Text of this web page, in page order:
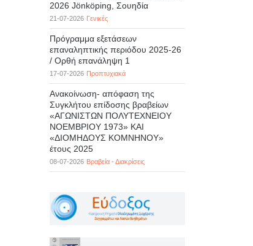
2026 Jönköping, Σουηδία
21-07-2026 Γενικές
Πρόγραμμα εξετάσεων
επαναληπτικής περιόδου 2025-26
/ Ορθή επανάληψη 1
17-07-2026 Προπτυχιακά
Ανακοίνωση- απόφαση της
Συγκλήτου επίδοσης βραβείων
«ΑΓΩΝΙΣΤΩΝ ΠΟΛΥΤΕΧΝΕΙΟΥ
ΝΟΕΜΒΡΙΟΥ 1973» ΚΑΙ
«ΔΙΟΜΗΔΟΥΣ ΚΟΜΝΗΝΟΥ»
έτους 2025
08-07-2026 Βραβεία - Διακρίσεις